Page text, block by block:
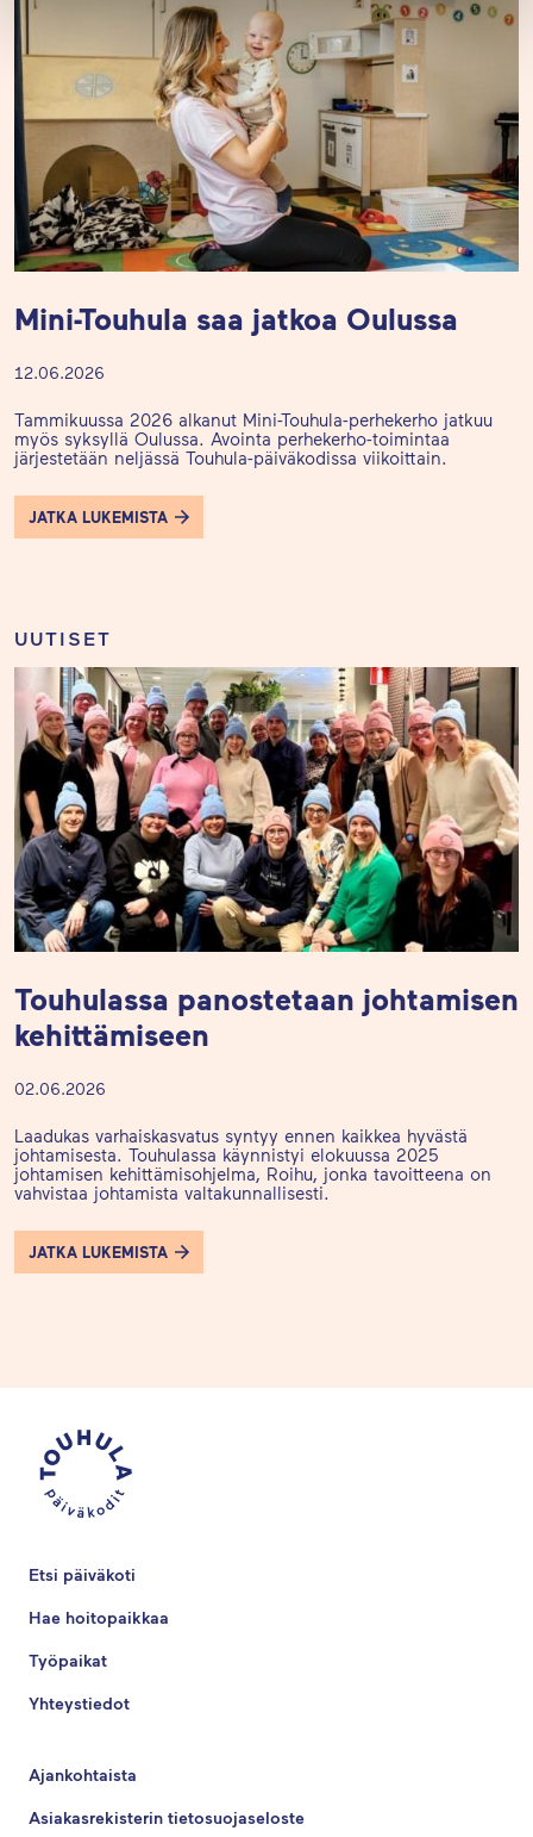
Mini-Touhula saa jatkoa Oulussa
12.06.2026
Tammikuussa 2026 alkanut Mini-Touhula-perhekerho jatkuu
myös syksyllä Oulussa. Avointa perhekerho-toimintaa
järjestetään neljässä Touhula-päiväkodissa viikoittain.
JATKA LUKEMISTA
UUTISET
Touhulassa panostetaan johtamisen
kehittämiseen
02.06.2026
Laadukas varhaiskasvatus syntyy ennen kaikkea hyvästä
johtamisesta. Touhulassa käynnistyi elokuussa 2025
johtamisen kehittämisohjelma, Roihu, jonka tavoitteena on
vahvistaa johtamista valtakunnallisesti.
JATKA LUKEMISTA
Etsi päiväkoti
Hae hoitopaikkaa
Työpaikat
Yhteystiedot
Ajankohtaista
Asiakasrekisterin tietosuojaseloste